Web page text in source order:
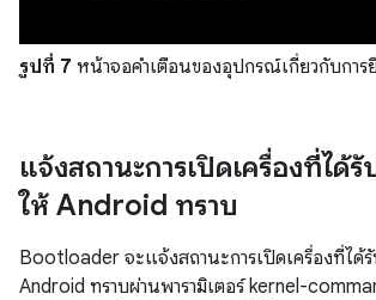
รูปที่ 7 หน้าจอคำเตือนของอุปกรณ์เกี่ยวกับการ
แจ้งสถานะการเปิดเครื่องที่ได้
ให้ Android ทราบ
Bootloader จะแจ้งสถานะการเปิดเครื่องที่ได้
Android ทราบผ่านพารามิเตอร์ kernel-